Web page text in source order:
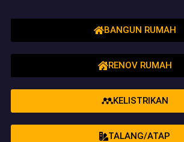
BANGUN RUMAH
RENOV RUMAH
KELISTRIKAN
TALANG/ATAP